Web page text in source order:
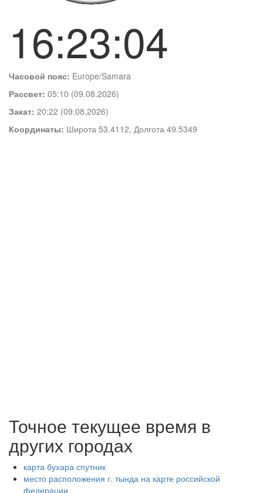
16:23:05
Часовой пояс: Europe/Samara
Рассвет: 05:10 (09.08.2026)
Закат: 20:22 (09.08.2026)
Координаты: Широта 53.4112, Долгота 49.5349
Точное текущее время в
других городах
карта бухара спутник
место расположения г. тында на карте российской
федерации